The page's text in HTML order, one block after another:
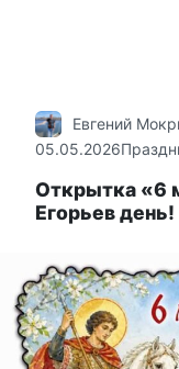
Евгений
05.05.2026
Открытка «6
Егорьев